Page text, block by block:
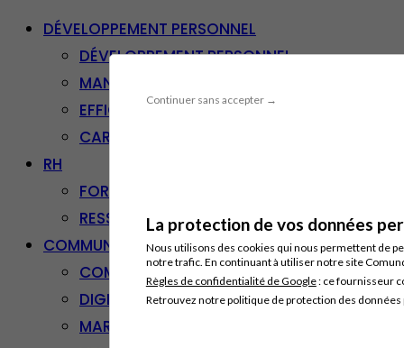
Continuer sans accepter →
La protection de vos données
Nous utilisons des cookies qui nous permettent de
notre trafic. En continuant à utiliser notre site
Règles de confidentialité de Google: ce fournisseur
Retrouvez notre politique de protection des
DÉVELOPPEMENT PERSONNEL
DÉVELOPPEMENT PERSONNEL
MANAGEMENT
EFFICACITÉ PROFESSIONNELLE
CARRIÈRE & RECONVERSION
RH
FORMATION PROFESSIONNELLE
RESSOURCES HUMAINES
COMMUNICATION/DIGITAL
COMMUNICATION
DIGITAL
MARKETING